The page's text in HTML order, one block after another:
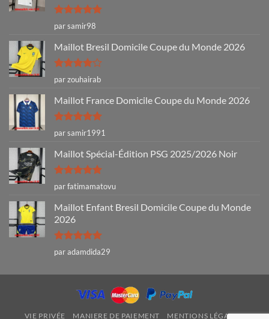
Note5sur
5
par samir98
Maillot Bresil Domicile Coupe du Monde 2026
Note4
sur 5
par zouhairab
Maillot France Domicile Coupe du Monde 2026
Note5sur
5
par samir1991
Maillot Spécial-Édition PSG 2025/2026 Noir
Note5sur
5
par fatimamatovu
Maillot Enfant Bresil Domicile Coupe du Monde
2026
Note5sur
5
par adamdida29
VIE PRIVÉE MANIERE DE PAIEMENT MENTIONS LÉGALES